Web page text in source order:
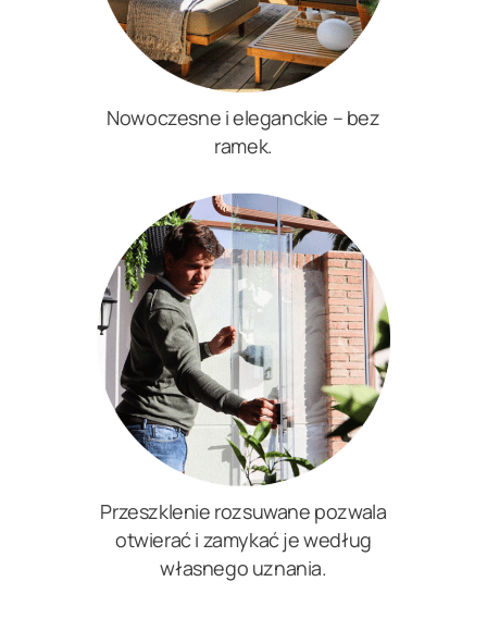
Nowoczesne i eleganckie – bez
ramek.
Przeszklenie rozsuwane pozwala
otwierać i zamykać je według
własnego uznania.